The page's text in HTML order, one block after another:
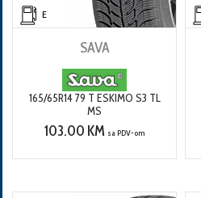
E
SAVA
165/65R14 79 T ESKIMO S3 TL
MS
103.00 KM sa PDV-om